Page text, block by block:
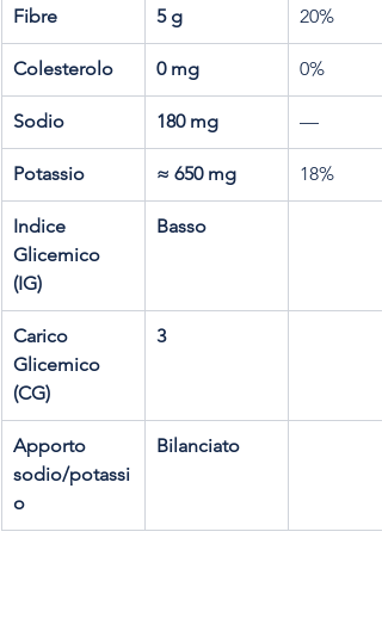
Fibre 5 g 20%
Colesterolo 0 mg 0%
Sodio 180 mg —
Potassio ≈ 650 mg 18%
Indice
Glicemico
(IG)
Basso
Carico
Glicemico
(CG)
3
Apporto
sodio/potassi
o
Bilanciato